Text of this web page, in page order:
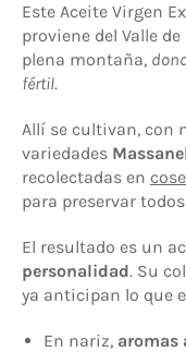
Este Aceite Virgen
proviene del Valle
plena montaña,
fértil.
Allí se cultivan, con
variedades
recolectadas en
para preservar
El resultado es un
personalidad. Su
ya anticipan lo que
En nariz, aromas